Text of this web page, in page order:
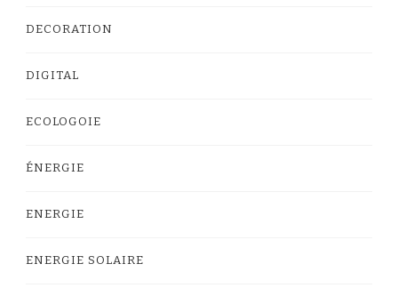
DECORATION
DIGITAL
ECOLOGOIE
ÉNERGIE
ENERGIE
ENERGIE SOLAIRE